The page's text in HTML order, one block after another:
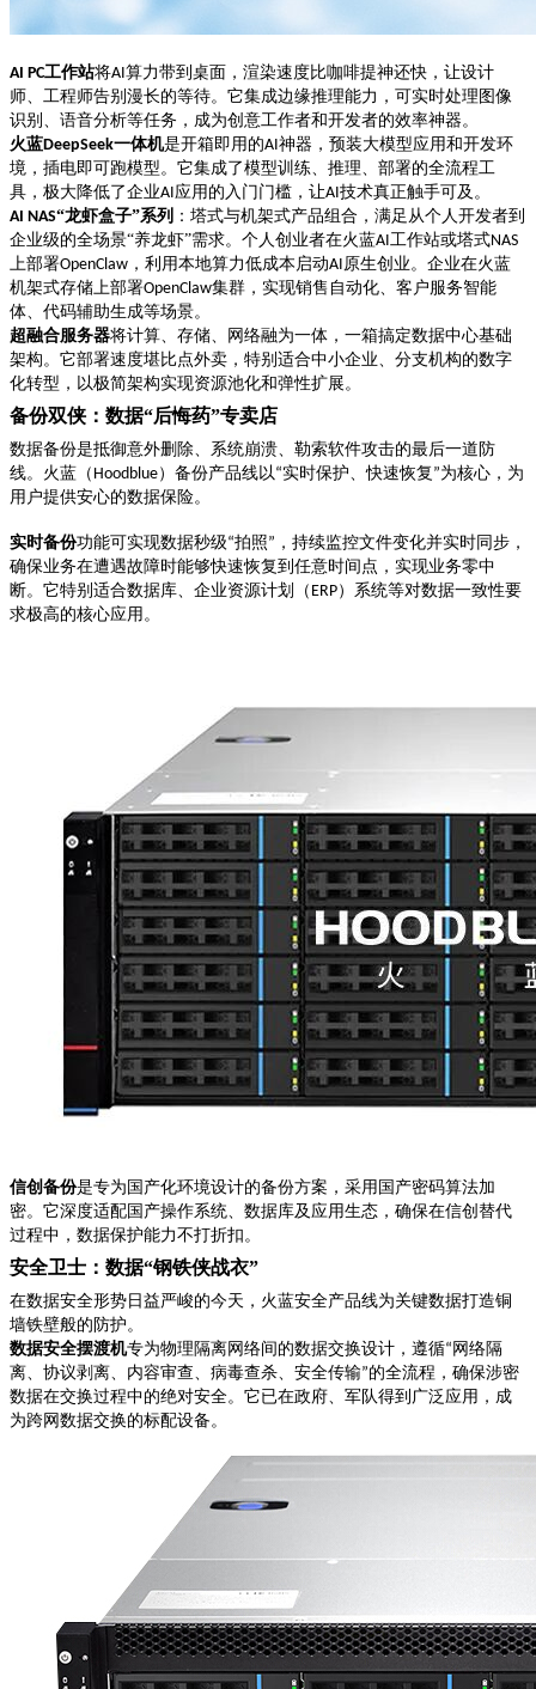
AI PC工作站将AI算力带到桌面，渲染速度比咖啡提神还快，让设计
师、工程师告别漫长的等待。它集成边缘推理能力，可实时处理图像
识别、语音分析等任务，成为创意工作者和开发者的效率神器。
火蓝DeepSeek一体机是开箱即用的AI神器，预装大模型应用和开发环
境，插电即可跑模型。它集成了模型训练、推理、部署的全流程工
具，极大降低了企业AI应用的入门门槛，让AI技术真正触手可及。
AI NAS“龙虾盒子”系列 ：塔式与机架式产品组合，满足从个人开发者到
企业级的全场景“养龙虾”需求。个人创业者在火蓝AI工作站或塔式NAS
上部署OpenClaw ，利用本地算力低成本启动AI 原生创业。企业在火蓝
机架式存储上部署OpenClaw集群，实现销售自动化、客户服务智能
体、代码辅助生成等场景。
超融合服务器将计算、存储、网络融为一体，一箱搞定数据中心基础
架构。它部署速度堪比点外卖，特别适合中小企业、分支机构的数字
化转型，以极简架构实现资源池化和弹性扩展。
备份双侠：数据“后悔药”专卖店
数据备份是抵御意外删除、系统崩溃、勒索软件攻击的最后一道防
线。火蓝（ Hoodblue）备份产品线以 “实时保护、快速恢复”为核心，为
用户提供安心的数据保险。
实时备份功能可实现数据秒级“拍照” ，持续监控文件变化并实时同步，
确保业务在遭遇故障时能够快速恢复到任意时间点，实现业务零中
断。它特别适合数据库、企业资源计划（ ERP）系统等对数据一致性要
求极高的核心应用。
信创备份是专为国产化环境设计的备份方案，采用国产密码算法加
密。它深度适配国产操作系统、数据库及应用生态，确保在信创替代
过程中，数据保护能力不打折扣。
安全卫士：数据“钢铁侠战衣”
在数据安全形势日益严峻的今天，火蓝安全产品线为关键数据打造铜
墙铁壁般的防护。
数据安全摆渡机专为物理隔离网络间的数据交换设计，遵循“网络隔
离、协议剥离、内容审查、病毒查杀、安全传输”的全流程，确保涉密
数据在交换过程中的绝对安全。它已在政府、军队得到广泛应用，成
为跨网数据交换的标配设备。